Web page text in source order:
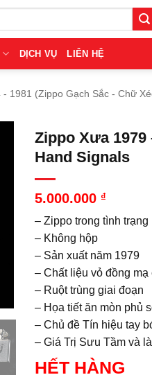
DỊCH VỤ LIÊN HỆ
1981 (Zippo Gạch Sắc - Chữ
Zippo Xưa 1979
Hand Signals
5.000.000 ₫
– Zippo trong tình
– Không hộp
– Sản xuất năm 1979
– Chất liệu vỏ đồng mạ
– Ruột trùng giai đoạn
– Họa tiết ăn mòn phủ
– Chủ đề Tín hiệu tay
– Giá Trị Sưu Tầm và
HẾT HÀNG